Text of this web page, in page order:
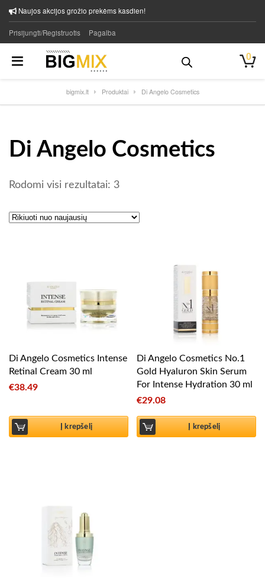
Naujos akcijos grožio prekėms kasdien!
Prisijungti/Registruotis Pagalba
0
bigmix.lt Produktai Di Angelo Cosmetics
Di Angelo Cosmetics
Rodomi visi rezultatai: 3Rūšiuojama pagal naujausią
Di Angelo Cosmetics Intense
Retinal Cream 30 ml
€38.49
Į krepšelį
Di Angelo Cosmetics No.1
Gold Hyaluron Skin Serum
For Intense Hydration 30 ml
€29.08
Į krepšelį